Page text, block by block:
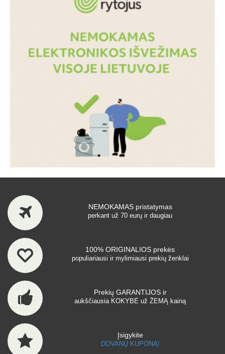
NEMOKAMAS pristatymas
perkant už 70 eurų ir daugiau
100% ORIGINALIOS prekės
populiariausi ir mylimiausi prekių ženklai
Prekių GARANTIJOS ir
aukščiausia KOKYBĖ už ŽEMĄ kainą
Įsigykite
DOVANŲ KUPONĄ!